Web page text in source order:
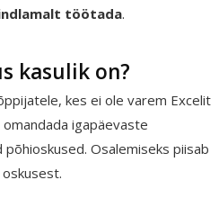
töötada.
kasulik on?
kes ei ole varem Excelit
igapäevaste
Osalemiseks piisab